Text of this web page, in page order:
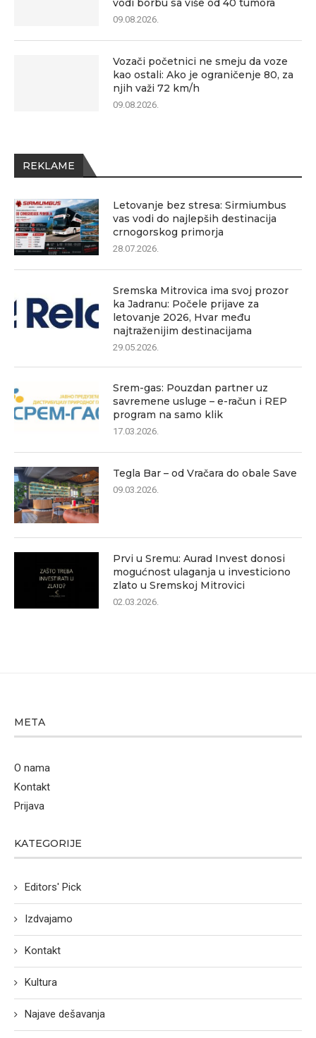
vodi borbu sa više od 40 tumora
09.08.2026.
Vozači početnici ne smeju da voze
kao ostali: Ako je ograničenje 80, za
njih važi 72 km/h
09.08.2026.
REKLAME
Letovanje bez stresa: Sirmiumbus
vas vodi do najlepših destinacija
crnogorskog primorja
28.07.2026.
Sremska Mitrovica ima svoj prozor
ka Jadranu: Počele prijave za
letovanje 2026, Hvar među
najtraženijim destinacijama
29.05.2026.
Srem-gas: Pouzdan partner uz
savremene usluge – e-račun i REP
program na samo klik
17.03.2026.
Tegla Bar – od Vračara do obale Save
09.03.2026.
Prvi u Sremu: Aurad Invest donosi
mogućnost ulaganja u investiciono
zlato u Sremskoj Mitrovici
02.03.2026.
META
O nama
Kontakt
Prijava
KATEGORIJE
Editors' Pick
Izdvajamo
Kontakt
Kultura
Najave dešavanja